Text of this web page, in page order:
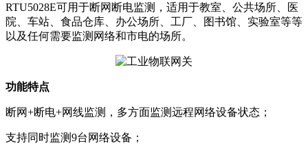
RTU5028E可用于断网断电监测，适用于教室、公共场所、医
院、车站、食品仓库、办公场所、工厂、图书馆、实验室等等
以及任何需要监测网络和市电的场所。
功能特点
断网+断电+网线监测，多方面监测远程网络设备状态；
支持同时监测9台网络设备；